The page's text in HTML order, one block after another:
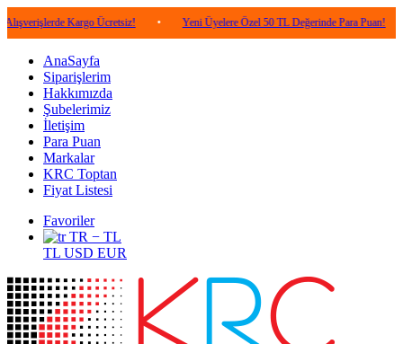
Kargo Ücretsiz! • Yeni Üyelere Özel 50 TL Değerinde Para Puan! •
AnaSayfa
Siparişlerim
Hakkımızda
Şubelerimiz
İletişim
Para Puan
Markalar
KRC Toptan
Fiyat Listesi
Favoriler
TR − TL
TL USD EUR